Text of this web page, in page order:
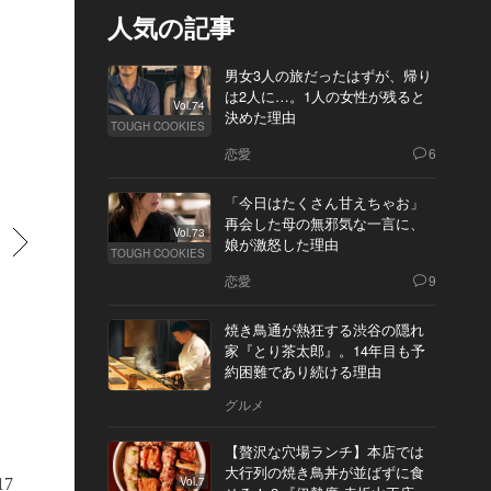
人気の記事
Vol.74
TOUGH COOKIES
男女3人の旅だったはずが、帰り
は2人に…。1人の女性が残ると
決めた理由
恋愛 6
Vol.73
TOUGH COOKIES
「今日はたくさん甘えちゃお」
再会した母の無邪気な一言に、
娘が激怒した理由
恋愛 9
焼き鳥通が熱狂する渋谷の隠れ
家『とり茶太郎』。14年目も予
約困難であり続ける理由
グルメ
Vol.7
【贅沢な穴場ランチ】本店では
大行列の焼き鳥丼が並ばずに食